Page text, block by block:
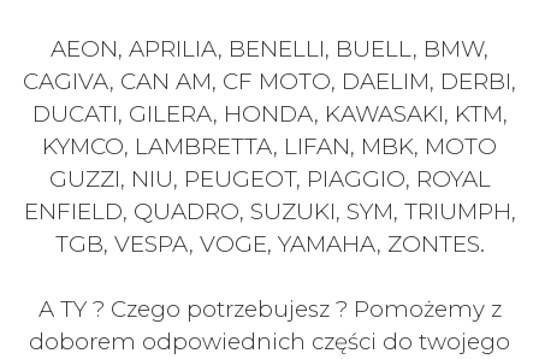
AEON, APRILIA, BENELLI, BUELL, BMW,
CAGIVA, CAN AM, CF MOTO, DAELIM, DERBI,
DUCATI, GILERA, HONDA, KAWASAKI, KTM,
KYMCO, LAMBRETTA, LIFAN, MBK, MOTO
GUZZI, NIU, PEUGEOT, PIAGGIO, ROYAL
ENFIELD, QUADRO, SUZUKI, SYM, TRIUMPH,
TGB, VESPA, VOGE, YAMAHA, ZONTES.
A TY ? Czego potrzebujesz ? Pomożemy z
doborem odpowiednich części do twojego